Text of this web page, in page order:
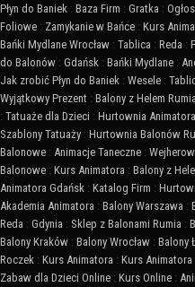
Płyn do Baniek : Baza Firm : Gratka :
Foliowe : Zamykanie w Bańce : Kurs
Bańki Mydlane Wrocław : Tablica : Reda :
do Balonów : Gdańsk : Bańki Mydlane :
Jak zrobić Płyn do Baniek : Wesele :
Wyjątkowy Prezent : Balony z Helem Rumia
: Tatuaże dla Dzieci : Hurtownia Animatora
Szablony Tatuaży : Hurtownia Balonów
Balonowe : Animacje Taneczne :
Balonowe : Kurs Animatora : Balony z
Animatora Gdańsk : Katalog Firm :
Akademia Animatora : Balony Warszawa :
Reda : Gdynia : Sklep z Balonami Rumia :
Balony Kraków : Balony Wrocław : Balony
Roczek : Kurs Animatora : Kurs Animatora
Zabaw dla Dzieci Online : Kurs Online :